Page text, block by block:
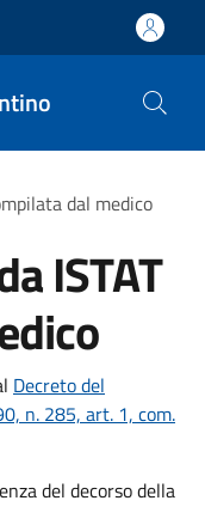
dal medico
ISTAT
Decreto del
n. 285, art. 1, com.
del decorso della